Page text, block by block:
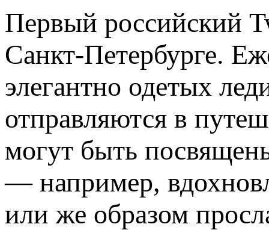
Первый российский
Санкт-Петербурге.
элегантно одетых
отправляются в
могут быть
— например,
или же образом